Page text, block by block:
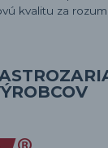
kvalitu za